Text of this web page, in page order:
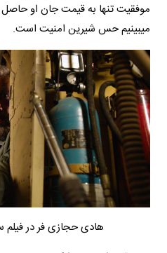
موفقیت تنها به قیمت جان او حاصل
میبینیم حس شیرین امنیت است.
هادی حجازی فر در